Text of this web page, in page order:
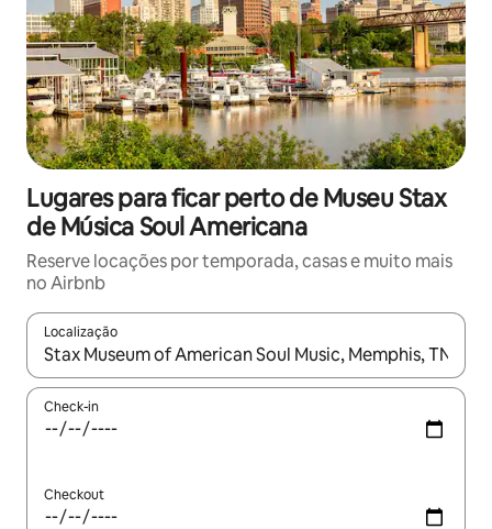
Lugares para ficar perto de Museu Stax
de Música Soul Americana
Reserve locações por temporada, casas e muito mais
no Airbnb
Localização
Quando os resultados estiverem disponíveis, explore-os
Check-in
Checkout